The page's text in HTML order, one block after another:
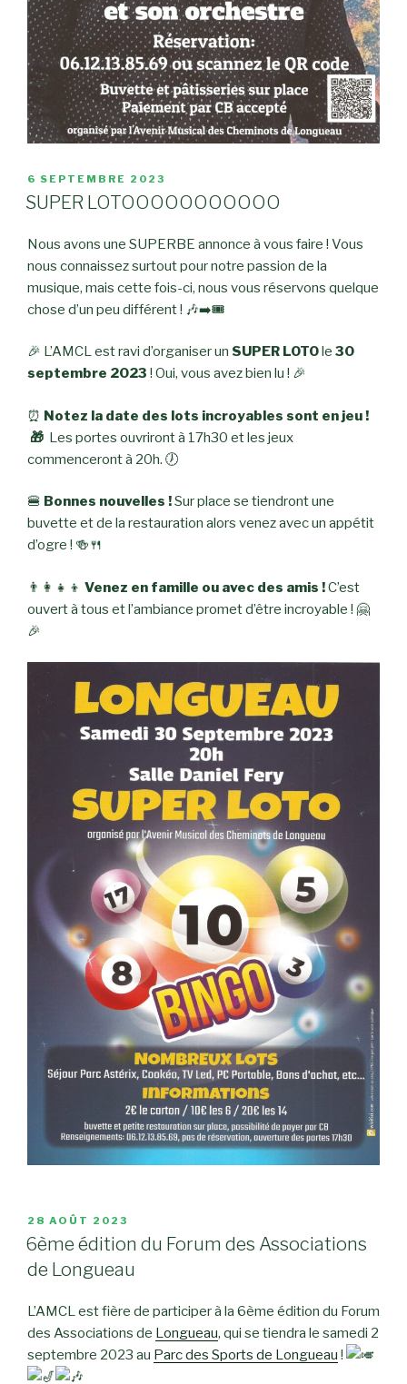
PUBLIÉ
LE
6 SEPTEMBRE 2023
SUPER LOTOOOOOOOOOOO
Nous avons une SUPERBE annonce à vous faire ! Vous
nous connaissez surtout pour notre passion de la
musique, mais cette fois-ci, nous vous réservons quelque
chose d’un peu différent ! 🎶➡️🎟
🎉 L’AMCL est ravi d’organiser un SUPER LOTOle 30
septembre 2023 ! Oui, vous avez bien lu ! 🎉
⏰ Notez la date des lots incroyables sont en jeu !
🎁 Les portes ouvriront à 17h30 et les jeux
commenceront à 20h. 🕖
🍔 Bonnes nouvelles !Sur place se tiendront une
buvette et de la restauration alors venez avec un appétit
d’ogre ! 🍻🍴
👨‍👩‍👧‍👦 Venez en famille ou avec des amis !C’est
ouvert à tous et l’ambiance promet d’être incroyable ! 🤗
🎉
PUBLIÉ
LE
28 AOÛT 2023
6ème édition du Forum des Associations
de Longueau
L’AMCL est fière de participer à la 6ème édition du Forum
des Associations de Longueau, qui se tiendra le samedi 2
septembre 2023 au Parc des Sports de Longueau !